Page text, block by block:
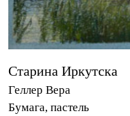
Старина Иркутска
Геллер Вера
Бумага, пастель